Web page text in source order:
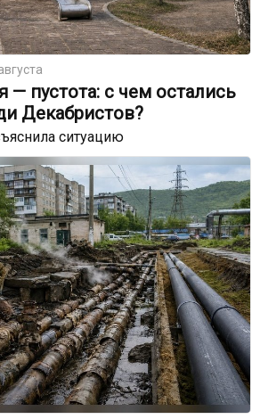
— пустота: с чем остались
Декабристов?
ситуацию